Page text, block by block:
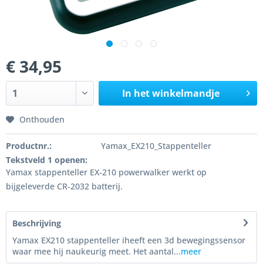
€ 34,95
In het winkelmandje
Onthouden
Productnr.:
Yamax_EX210_Stappenteller
Tekstveld 1 openen:
Yamax stappenteller EX-210 powerwalker werkt op
bijgeleverde CR-2032 batterij.
Beschrijving
Yamax EX210 stappenteller iheeft een 3d bewegingssensor
waar mee hij naukeurig meet. Het aantal...meer